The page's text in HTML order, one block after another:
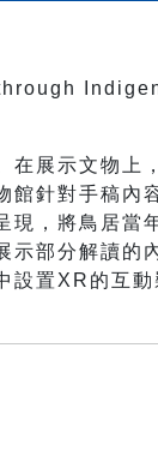
在展示文物上
館針對手稿內
現，將鳥居當
示部分解讀的
設置XR的互動